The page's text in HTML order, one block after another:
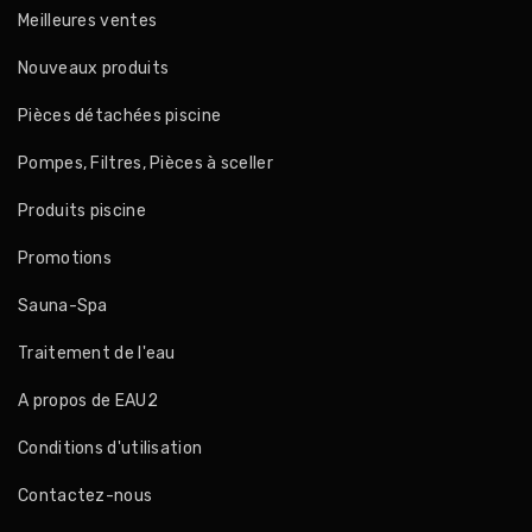
Meilleures ventes
Nouveaux produits
Pièces détachées piscine
Pompes, Filtres, Pièces à sceller
Produits piscine
Promotions
Sauna-Spa
Traitement de l'eau
A propos de EAU2
Conditions d'utilisation
Contactez-nous